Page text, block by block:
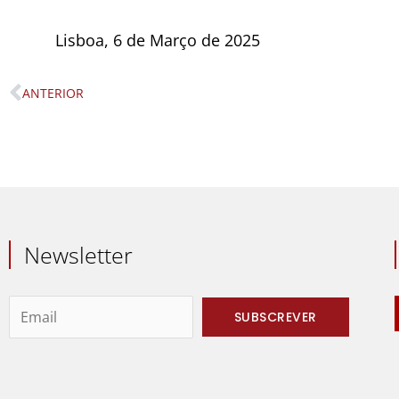
Lisboa, 6 de Março de 2025
Prev
ANTERIOR
Newsletter